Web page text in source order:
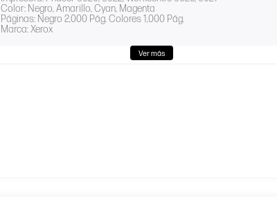
Color: Negro, Amarillo, Cyan, Magenta
Páginas: Negro 2,000 Pág. Colores 1,000 Pág.
Marca: Xerox
Ver más